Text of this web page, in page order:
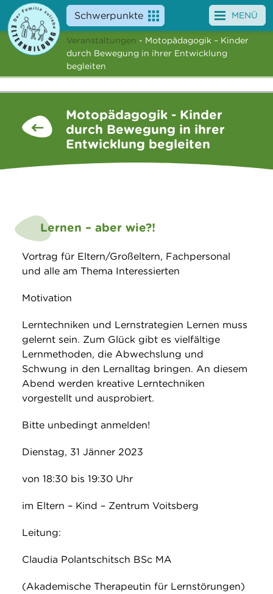
Schwerpunkte
Angebote
Veranstaltungen
Service
Über uns
MENÜ
Veranstaltungen - Motopädagogik – Kinder
durch Bewegung in ihrer Entwicklung
begleiten
Motopädagogik - Kinder
durch Bewegung in ihrer
Entwicklung begleiten
Lernen – aber wie?!
Vortrag für Eltern/Großeltern, Fachpersonal
und alle am Thema Interessierten
Motivation
Lerntechniken und Lernstrategien Lernen muss
gelernt sein. Zum Glück gibt es vielfältige
Lernmethoden, die Abwechslung und
Schwung in den Lernalltag bringen. An diesem
Abend werden kreative Lerntechniken
vorgestellt und ausprobiert.
Bitte unbedingt anmelden!
Dienstag, 31 Jänner 2023
von 18:30 bis 19:30 Uhr
im Eltern – Kind – Zentrum Voitsberg
Leitung:
Claudia Polantschitsch BSc MA
(Akademische Therapeutin für Lernstörungen)